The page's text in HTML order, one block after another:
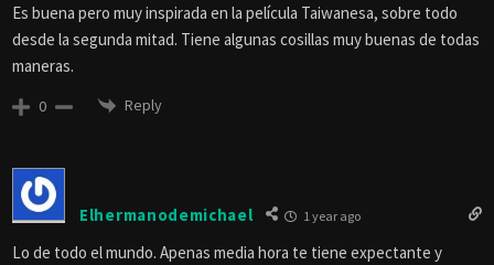
Es buena pero muy inspirada en la película Taiwanesa, sobre todo
desde la segunda mitad. Tiene algunas cosillas muy buenas de todas
maneras.
0 Reply
Elhermanodemichael 1 year ago
Lo de todo el mundo. Apenas media hora te tiene expectante y